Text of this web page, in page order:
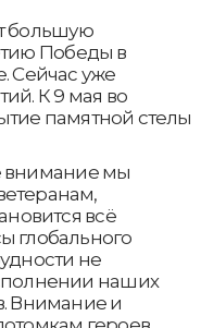
большую
Победы в
Сейчас уже
К 9 мая во
памятной стелы
внимание мы
всё
глобального
не
наших
Внимание и